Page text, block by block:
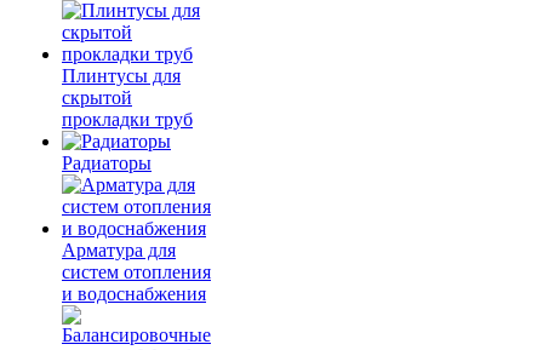
Плинтусы для
скрытой
прокладки труб
Радиаторы
Арматура для
систем отопления
и водоснабжения